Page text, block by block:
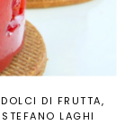
DOLCI DI FRUTTA
STEFANO LAGHI